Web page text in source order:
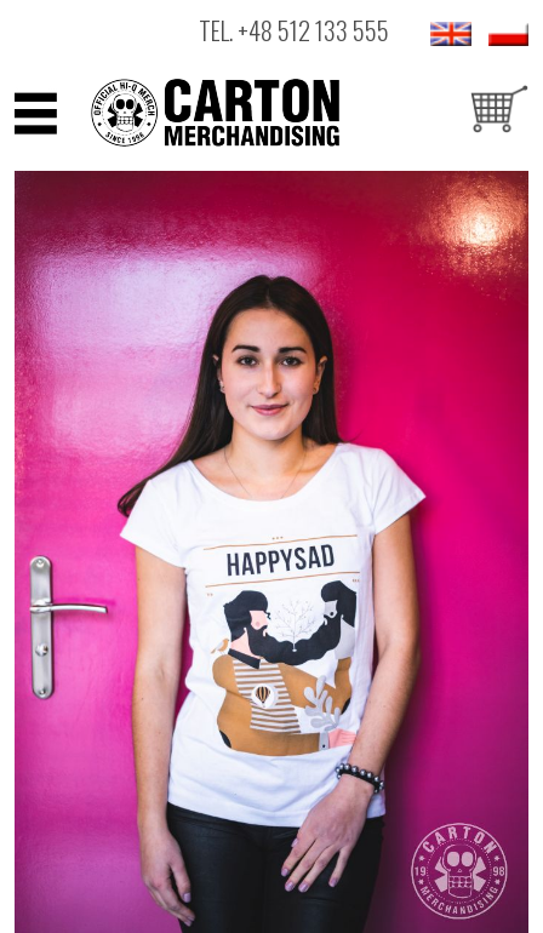
TEL.+48 512 133 555
ARTYŚCI
PRODUKTY
OUTLET